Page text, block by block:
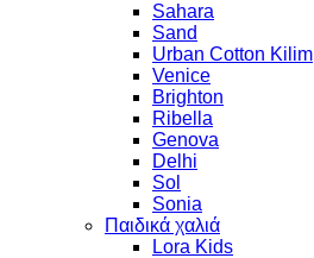
Sahara
Sand
Urban Cotton Kilim
Venice
Brighton
Ribella
Genova
Delhi
Sol
Sonia
Παιδικά χαλιά
Lora Kids